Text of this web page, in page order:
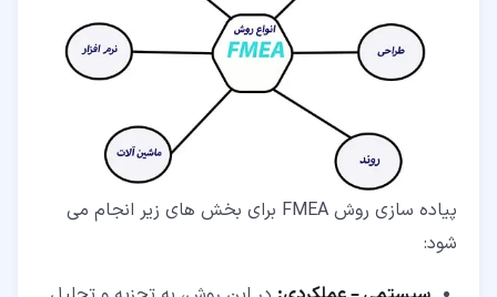
پیاده سازی روش FMEA برای بخش های زیر انجام می
شود: